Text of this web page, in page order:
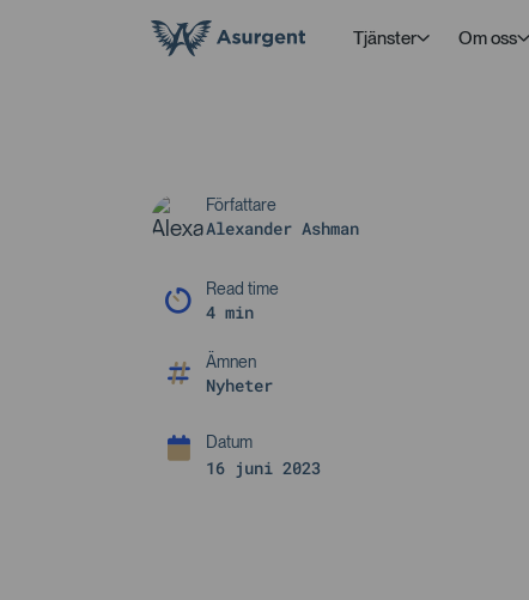
Tjänster Om oss
Författare
Alexander Ashman
Read time
4 min
Ämnen
Nyheter
16 juni 2023